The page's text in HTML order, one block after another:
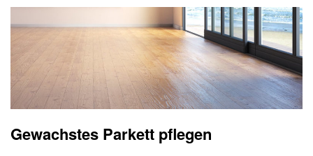
Gewachstes Parkett pflegen